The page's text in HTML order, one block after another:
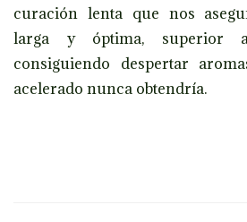
curación lenta que nos
larga y óptima, superior
consiguiendo despertar
acelerado nunca obtendría.